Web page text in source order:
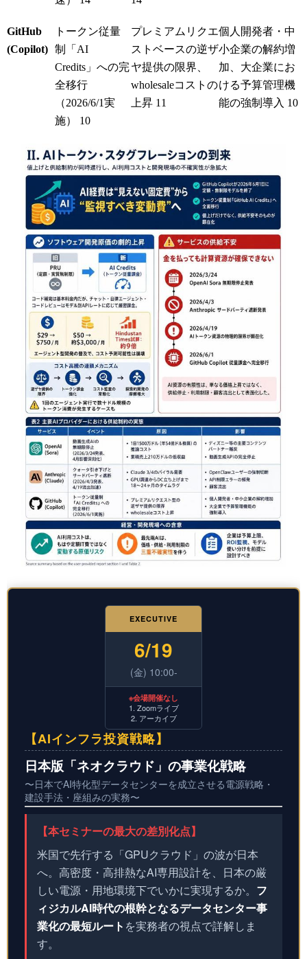
GitHub
(Copilot)
トークン従量
制「AI
Credits」への完
全移行
（2026/6/1実
施） 10
プレミアムリクエ
ストベースの逆ザ
ヤ提供の限界、
wholesaleコストの
上昇 11
個人開発者・中
小企業の解約増
加、大企業にお
ける予算管理機
能の強制導入 10
EXECUTIVE
6/19
(金) 10:00-
※会場開催なし
1. Zoomライブ
2. アーカイブ
【AIインフラ投資戦略】
日本版「ネオクラウド」の事業化戦略
〜日本でAI特化型データセンターを成立させる電源戦略・
建設手法・座組みの実務〜
【本セミナーの最大の差別化点】
米国で先行する「GPUクラウド」の波が日本
へ。高密度・高排熱なAI専用設計を、日本の厳
しい電源・用地環境下でいかに実現するか。 フ
ィジカルAI時代の根幹となるデータセンター事
業化の最短ルート を実務者の視点で詳解しま
す。